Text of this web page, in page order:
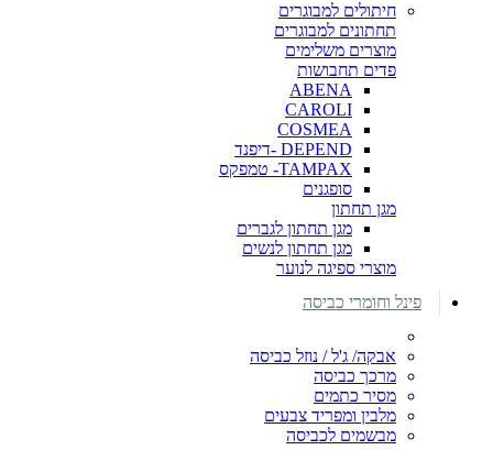
חיתולים למבוגרים
תחתונים למבוגרים
מוצרים משלימים
פדים תחבושות
ABENA
CAROLI
COSMEA
DEPEND -דיפנד
TAMPAX- טמפקס
סופגנים
מגן תחתון
מגן תחתון לגברים
מגן תחתון לנשים
מוצרי ספיגה לנוער
פינל וחומרי כביסה
אבקה/ ג'ל / נוזל כביסה
מרכך כביסה
מסיר כתמים
מלבין ומפריד צבעים
מבשמים לכביסה